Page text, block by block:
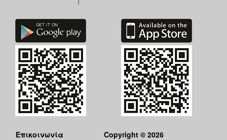
Επικοινωνία
Copyright © 2026